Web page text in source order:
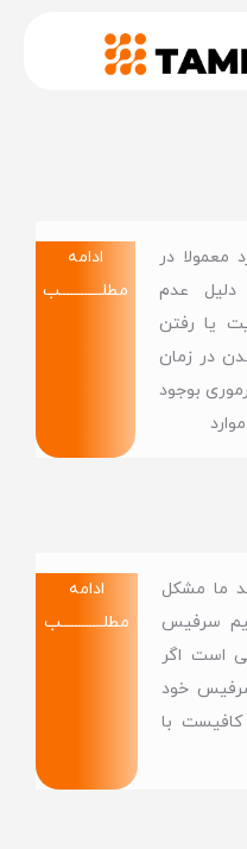
معمولا در
دلیل عدم
یا رفتن
در زمان
بوجود
ادامه
مطلــــــــــــب
ما مشکل
سرفیس
است اگر
خود
کافیست با
ادامه
مطلــــــــــــب